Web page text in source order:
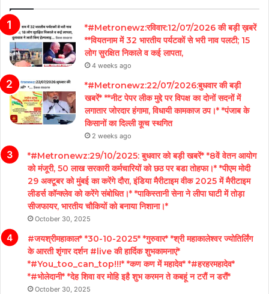
*#Metronewz:रविवार:12/07/2026 की बड़ी ख़बरें
**वियतनाम में 32 भारतीय पर्यटकों से भरी नाव पलटी; 15
लोग सुरक्षित निकाले व कई लापता,
4 weeks ago
*#Metronewz:22/07/2026:बुधवार की बड़ी
खबरें* **नीट पेपर लीक मुद्दे पर विपक्ष का दोनों सदनों में
लगातार जोरदार हंगामा, विधायी कामकाज ठप।* *पंजाब के
किसानों का दिल्ली कूच स्थगित
2 weeks ago
*#Metronewz:29/10/2025: बुधवार को बड़ी खबरें* *8वें वेतन आयोग
को मंजूरी, 50 लाख सरकारी कर्मचारियों को छठ पर बडा तोहफा।* *पीएम मोदी
29 अक्टूबर को मुंबई का करेंगे दौरा, इंडिया मैरीटाइम वीक 2025 में मैरीटाइम
लीडर्स कॉन्क्लेव को करेंगे संबोधित।* *पाकिस्तानी सेना ने लीपा घाटी में तोड़ा
सीजफायर, भारतीय चौकियों को बनाया निशाना।*
October 30, 2025
#जयश्रीमहाकाल* *30-10-2025* *गुरुवार* *श्री महाकालेश्वर ज्योतिर्लिंग
के आरती शृंगार दर्शन #live की हार्दिक शुभकामनाएं*
*#You_too_can_top!!!* *कण कण में महादेव* *#हरहरमहादेव*
*#भोलेदानी* *देह शिवा वर मोहि इहै शुभ करमन ते कबहूं न टरौं न डरौं*
October 30, 2025